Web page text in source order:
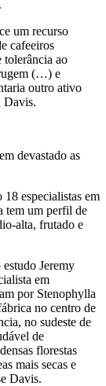
um recurso
cafeeiros
tolerância ao
(…) e
outro ativo
Davis.
devastado as
especialistas em
tem um perfil de
alta, frutado e
Jeremy
em
por Stenophylla
no centro de
no sudeste de
de
florestas
mais secas e
Davis.